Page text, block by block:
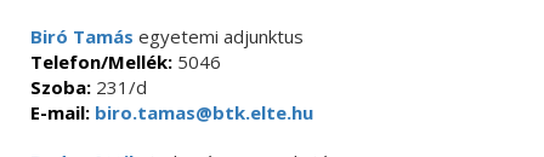
Biró Tamás egyetemi adjunktus
Telefon/Mellék: 5046
Szoba: 231/d
E-mail: biro.tamas@btk.elte.hu